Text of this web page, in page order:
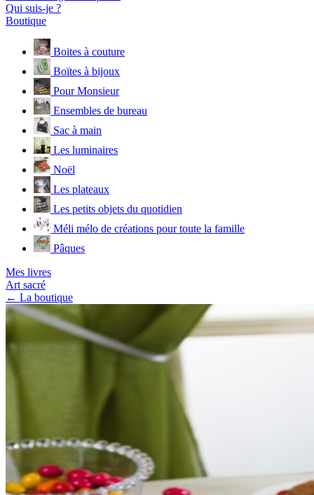
Qui suis-je ?
Boutique
Boites à couture
Boïtes à bijoux
Pour Monsieur
Ensembles de bureau
Sac à main
Les luminaires
Noël
Les plateaux
Les petits objets du quotidien
Méli mélo de créations pour toute la famille
Pâques
Mes livres
Art sacré
← La boutique